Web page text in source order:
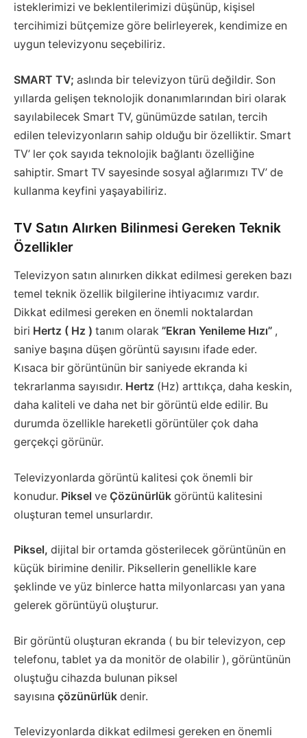
isteklerimizi ve beklentilerimizi düşünüp, kişisel
tercihimizi bütçemize göre belirleyerek, kendimize en
uygun televizyonu seçebiliriz.
SMART TV; aslında bir televizyon türü değildir. Son
yıllarda gelişen teknolojik donanımlarından biri olarak
sayılabilecek Smart TV, günümüzde satılan, tercih
edilen televizyonların sahip olduğu bir özelliktir. Smart
TV’ ler çok sayıda teknolojik bağlantı özelliğine
sahiptir. Smart TV sayesinde sosyal ağlarımızı TV’ de
kullanma keyfini yaşayabiliriz.
TV Satın Alırken Bilinmesi Gereken Teknik
Özellikler
Televizyon satın alınırken dikkat edilmesi gereken bazı
temel teknik özellik bilgilerine ihtiyacımız vardır.
Dikkat edilmesi gereken en önemli noktalardan
biri Hertz ( Hz ) tanım olarak ”Ekran Yenileme Hızı” ,
saniye başına düşen görüntü sayısını ifade eder.
Kısaca bir görüntünün bir saniyede ekranda ki
tekrarlanma sayısıdır. Hertz (Hz) arttıkça, daha keskin,
daha kaliteli ve daha net bir görüntü elde edilir. Bu
durumda özellikle hareketli görüntüler çok daha
gerçekçi görünür.
Televizyonlarda görüntü kalitesi çok önemli bir
konudur. Piksel ve Çözünürlük görüntü kalitesini
oluşturan temel unsurlardır.
Piksel, dijital bir ortamda gösterilecek görüntünün en
küçük birimine denilir. Piksellerin genellikle kare
şeklinde ve yüz binlerce hatta milyonlarcası yan yana
gelerek görüntüyü oluşturur.
Bir görüntü oluşturan ekranda ( bu bir televizyon, cep
telefonu, tablet ya da monitör de olabilir ), görüntünün
oluştuğu cihazda bulunan piksel
sayısına çözünürlük denir.
Televizyonlarda dikkat edilmesi gereken en önemli